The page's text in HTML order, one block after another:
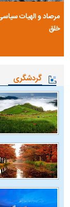
مرصاد و الهیات
خلق
گردشگری